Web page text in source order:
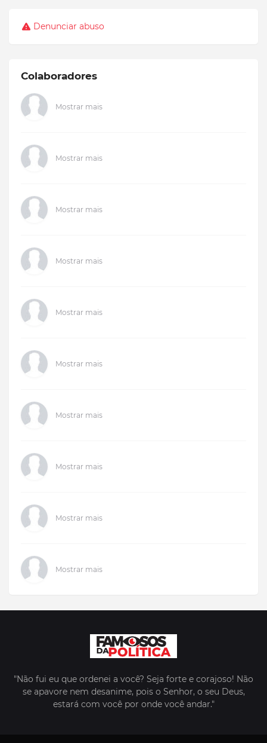
Denunciar abuso
Colaboradores
Mostrar mais
Mostrar mais
Mostrar mais
Mostrar mais
Mostrar mais
Mostrar mais
Mostrar mais
Mostrar mais
Mostrar mais
Mostrar mais
"Não fui eu que ordenei a você? Seja forte e corajoso! Não
se apavore nem desanime, pois o Senhor, o seu Deus,
estará com você por onde você andar."